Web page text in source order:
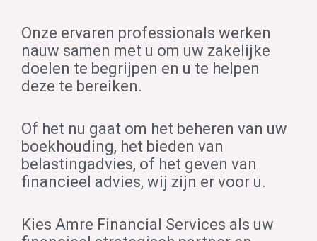
Onze ervaren professionals werken
nauw samen met u om uw zakelijke
doelen te begrijpen en u te helpen
deze te bereiken.
Of het nu gaat om het beheren van uw
boekhouding, het bieden van
belastingadvies, of het geven van
financieel advies, wij zijn er voor u.
Kies Amre Financial Services als uw